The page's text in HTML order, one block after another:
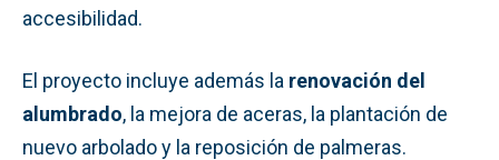
accesibilidad.
El proyecto incluye además la renovación del
alumbrado, la mejora de aceras, la plantación de
nuevo arbolado y la reposición de palmeras.